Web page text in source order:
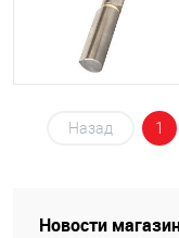
Назад 1
Новости